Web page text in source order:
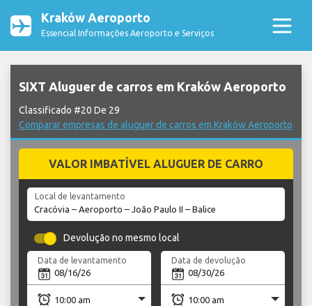
Kraków Aeroporto
Essencial Informações Aeroporto e Serviços
SIXT Aluguer de carros em Kraków Aeroporto
Classificado #20 De 29
Comparar empresas de aluguer de carros em Kraków Aeroporto
VALOR IMBATÍVEL ALUGUER DE CARRO
Local de levantamento
Devolução no mesmo local
Data de levantamento Data de devolução